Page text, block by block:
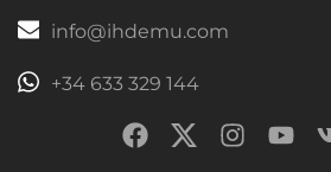
info@ihdemu.com
+34 633 329 144